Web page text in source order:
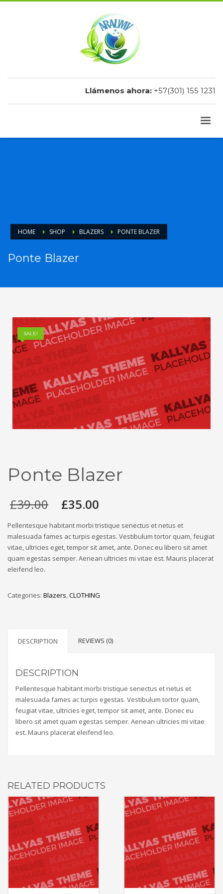
Llámenos ahora: +57(301) 155 1231
HOME SHOP BLAZERS PONTE BLAZER
Ponte Blazer
SALE!
Ponte Blazer
£39.00 £35.00
Pellentesque habitant morbi tristique senectus et netus et
malesuada fames ac turpis egestas. Vestibulum tortor quam, feugiat
vitae, ultricies eget, tempor sit amet, ante. Donec eu libero sit amet
quam egestas semper. Aenean ultricies mi vitae est. Mauris placerat
eleifend leo.
Categories: Blazers,CLOTHING
DESCRIPTION REVIEWS (0)
DESCRIPTION
Pellentesque habitant morbi tristique senectus et netus et
malesuada fames ac turpis egestas. Vestibulum tortor quam,
feugiat vitae, ultricies eget, tempor sit amet, ante. Donec eu
libero sit amet quam egestas semper. Aenean ultricies mi vitae
est. Mauris placerat eleifend leo.
RELATED PRODUCTS